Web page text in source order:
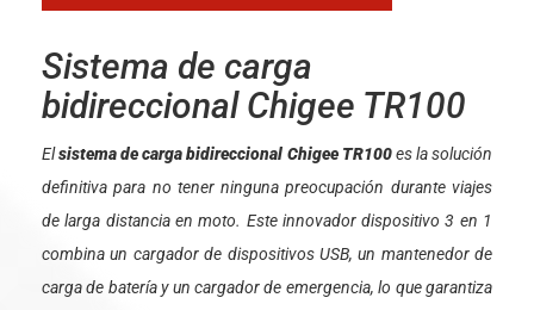
Sistema de carga
bidireccional Chigee TR100
Elsistema de carga bidireccional Chigee TR100es la solución
definitiva para no tener ninguna preocupación durante viajes
de larga distancia en moto. Este innovador dispositivo 3 en 1
combina un cargador de dispositivos USB, un mantenedor de
carga de batería y un cargador de emergencia, lo que garantiza